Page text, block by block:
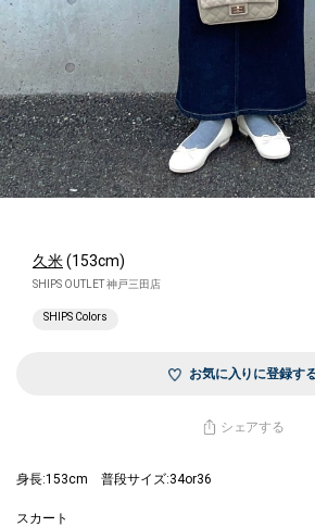
久米(153cm)
SHIPS OUTLET 神戸三田店
SHIPS Colors
お気に入りに登録す
シェアする
身長:153cm 普段サイズ:34or36
スカート